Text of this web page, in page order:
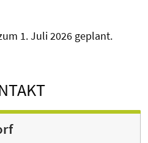
1. Juli 2026 geplant.